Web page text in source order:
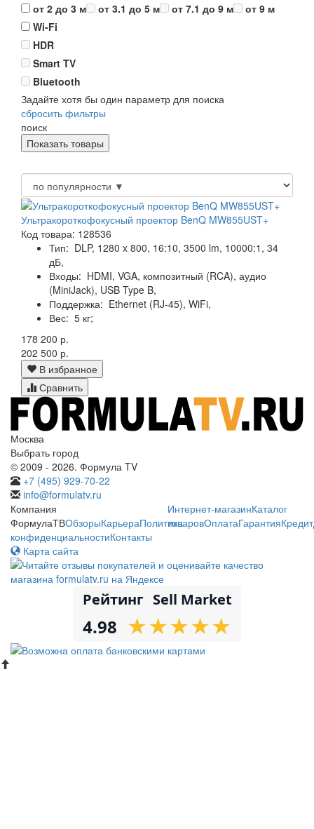
от 2 до 3 м
от 3.1 до 5 м от 7.1 до 9 м
от 9 м
Wi-Fi
HDR
Smart TV
Bluetooth
Задайте хотя бы один параметр для поиска
сбросить фильтры
поиск
Ультракороткофокусный проектор BenQ MW855UST+
Код товара: 128536
Тип: DLP, 1280 x 800, 16:10, 3500 lm, 10000:1, 34
дБ,
Входы: HDMI, VGA, композитный (RCA), аудио
(MiniJack), USB Type B,
Поддержка: Ethernet (RJ-45), WiFi,
Вес: 5 кг;
178 200 р.
202 500 р.
В избранное
Сравнить
Москва
Выбрать город
© 2009 - 2026. Формула TV
+7 (495) 929-70-22
info@formulatv.ru
Компания
ФормулаТВОбзорыКарьераПолитика
конфиденциальностиКонтакты
Интернет-магазинКаталог
товаровОплатаГарантияКредит
Карта сайта
Рейтинг Sell Market
4.98 ★
★★
★★
★★
★★
★